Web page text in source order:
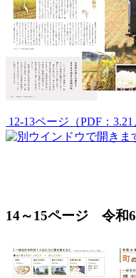
12-13ページ（PDF：
14～15ページ 令和